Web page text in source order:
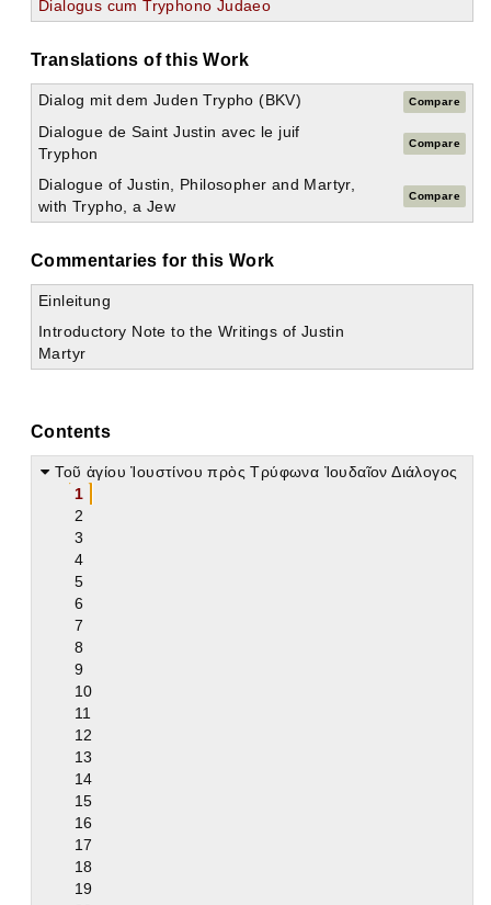
Dialogus cum Tryphono Judaeo
Translations of this Work
Dialog mit dem Juden Trypho (BKV) Compare
Dialogue de Saint Justin avec le juif
Tryphon
Compare
Dialogue of Justin, Philosopher and Martyr,
with Trypho, a Jew
Compare
Commentaries for this Work
Einleitung
Introductory Note to the Writings of Justin
Martyr
Contents
Τοῦ ἁγίου Ἰουστίνου πρὸς Τρύφωνα Ἰουδαῖον Διάλογος
1
2
3
4
5
6
7
8
9
10
11
12
13
14
15
16
17
18
19